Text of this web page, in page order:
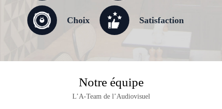
Choix Satisfaction
Notre équipe
L’A-Team de l’Audiovisuel